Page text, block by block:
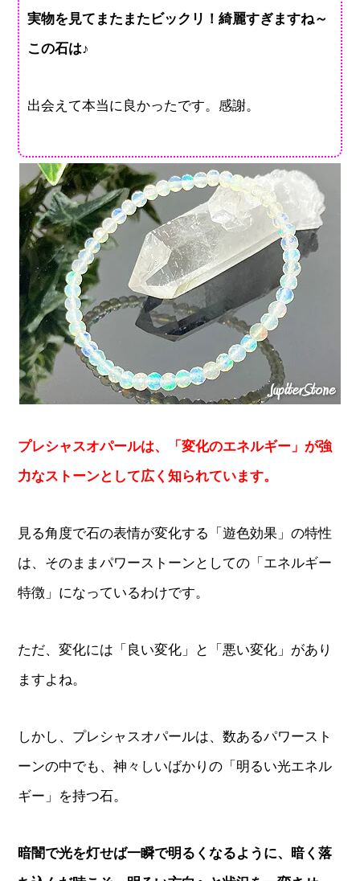
実物を見てまたまたビックリ！綺麗すぎますね～
この石は♪
出会えて本当に良かったです。感謝。
プレシャスオパールは、「変化のエネルギー」が強
力なストーンとして広く知られています。
見る角度で石の表情が変化する「遊色効果」の特性
は、そのままパワーストーンとしての「エネルギー
特徴」になっているわけです。
ただ、変化には「良い変化」と「悪い変化」があり
ますよね。
しかし、プレシャスオパールは、数あるパワースト
ーンの中でも、神々しいばかりの「明るい光エネル
ギー」を持つ石。
暗闇で光を灯せば一瞬で明るくなるように、暗く落